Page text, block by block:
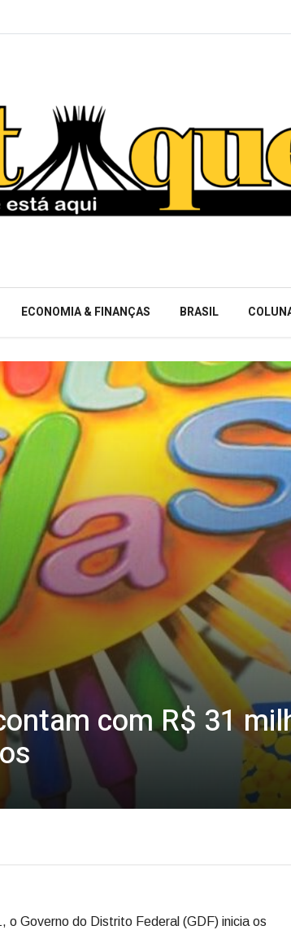
ECONOMIA & FINANÇAS BRASIL
com R$ 31
o Governo do Distrito Federal (GDF) inicia os